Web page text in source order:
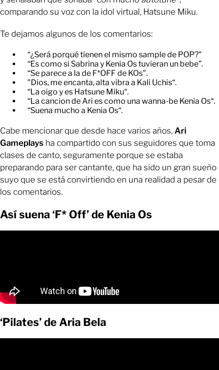
comparando su voz con la idol virtual, Hatsune Miku.
Te dejamos algunos de los comentarios:
“¿Será porqué tienen el mismo sample de POP?"
“Es como si Sabrina y Kenia Os tuvieran un bebe”.
“Se parece a la de F*OFF de KOs".
"Dios, me encanta, alta vibra a Kali Uchis“.
“La oigo y es Hatsune Miku“.
“La cancion de Ari es como una wanna-be Kenia Os“.
“Suena mucho a Kenia Os“.
Cabe mencionar que desde hace varios años, Ari
Gameplays ha compartido con sus seguidores que toma
clases de canto, seguramente porque se estaba
preparando para ser cantante, que ha sido un gran sueño
suyo que se está convirtiendo en una realidad a pesar de
los comentarios.
Así suena ‘F* Off’ de Kenia Os
‘Pilates’ de Aria Bela